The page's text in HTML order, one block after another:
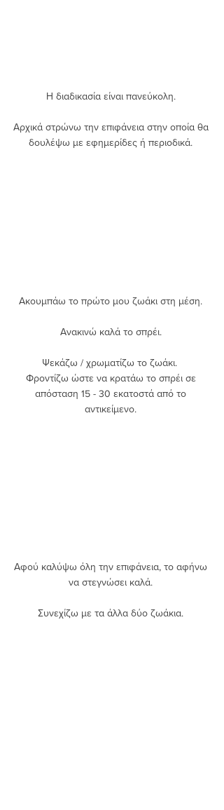
Η διαδικασία είναι πανεύκολη.
Αρχικά στρώνω την επιφάνεια στην οποία θα
δουλέψω με εφημερίδες ή περιοδικά.
Ακουμπάω το πρώτο μου ζωάκι στη μέση.
Ανακινώ καλά το σπρέι.
Ψεκάζω / χρωματίζω το ζωάκι.
Φροντίζω ώστε να κρατάω το σπρέι σε
απόσταση 15 - 30 εκατοστά από το
αντικείμενο.
Αφού καλύψω όλη την επιφάνεια, το αφήνω
να στεγνώσει καλά.
Συνεχίζω με τα άλλα δύο ζωάκια.